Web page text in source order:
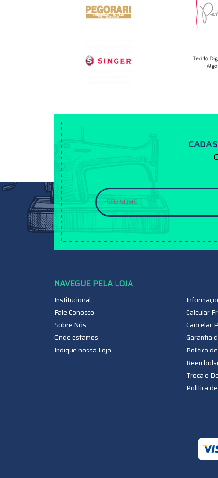
Institucional
Fale Conosco
Sobre Nós
Onde estamos
Indique nossa Loja
Calcular
Cancelar
Garantia
Política
Troca e
Politica